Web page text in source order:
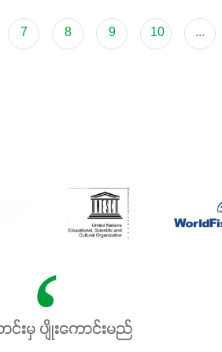
7 8 9 10 ...
င်းမှ ပျိုးကောင်းမည်